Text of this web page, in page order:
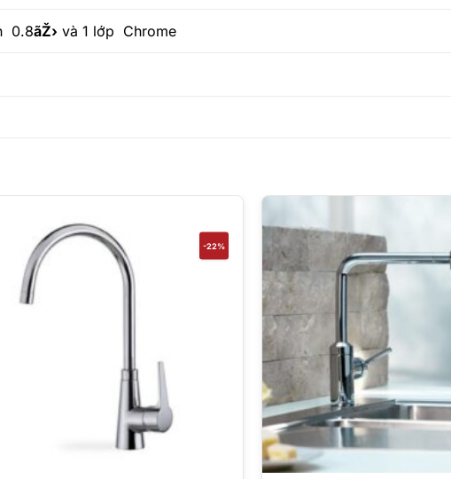
0.8ãŽ› và 1 lớp Chrome
-22%